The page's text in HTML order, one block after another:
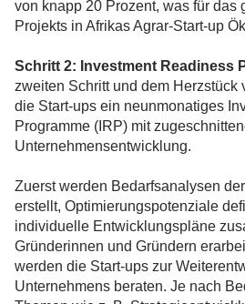
von knapp 20 Prozent, was für das
Projekts in Afrikas Agrar-Start-up
Schritt 2: Investment Readiness
zweiten Schritt und dem Herzstück
die Start-ups ein neunmonatiges
Programme (IRP) mit
Unternehmensentwicklung.
Zuerst werden Bedarfsanalysen
erstellt, Optimierungspotenziale
individuelle Entwicklungspläne
Gründerinnen und Gründern
werden die Start-ups zur
Unternehmens beraten. Je nach